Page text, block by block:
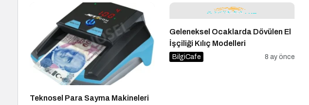
Teknosel Para Sayma Makineleri
Geleneksel Ocaklarda Dövülen El
İşçiliği Kılıç Modelleri
BilgiCafe 8 ay önce